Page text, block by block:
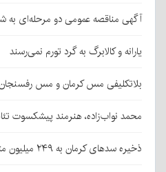
آگهی مناقصه عمومی دو مرحله‌ای به شماره ۰۵-۱۴۰۵ (تجدید اول)
یارانه و کالابرگ به گرد تورم نمی‌رسند
بلاتکلیفی مس کرمان و مس رفسنجان در
محمد نواب‌زاده، هنرمند پیشکسوت تئاتر
ذخیره سدهای کرمان به ۲۴۹ میلیون مترمکعب رسید